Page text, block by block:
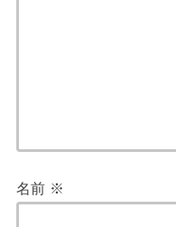
名前 ※